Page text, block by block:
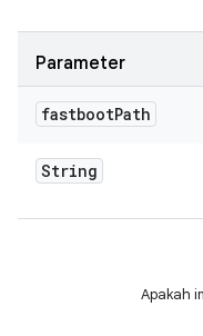
Parameter
fastbootPath
String
Apakah